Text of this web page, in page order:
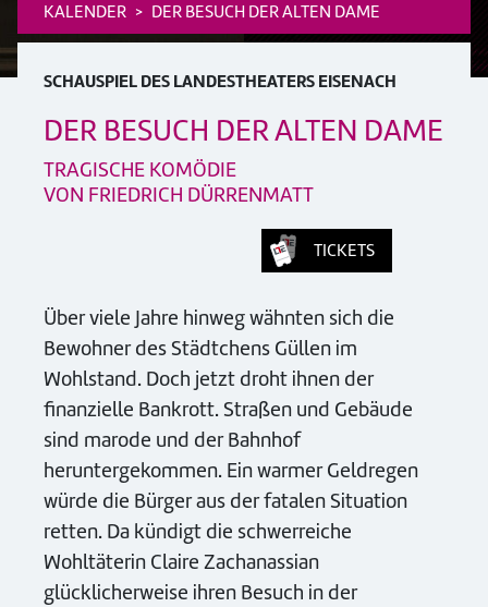
KALENDER DER BESUCH DER ALTEN DAME
SCHAUSPIEL DES LANDESTHEATERS EISENACH
DER BESUCH DER ALTEN DAME
TRAGISCHE KOMÖDIE
VON FRIEDRICH DÜRRENMATT
TICKETS
Über viele Jahre hinweg wähnten sich die
Bewohner des Städtchens Güllen im
Wohlstand. Doch jetzt droht ihnen der
finanzielle Bankrott. Straßen und Gebäude
sind marode und der Bahnhof
heruntergekommen. Ein warmer Geldregen
würde die Bürger aus der fatalen Situation
retten. Da kündigt die schwerreiche
Wohltäterin Claire Zachanassian
glücklicherweise ihren Besuch in der